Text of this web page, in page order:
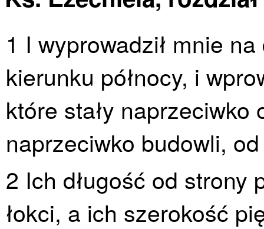
1 I wyprowadził mnie
kierunku północy, i
które stały
naprzeciwko budowli,
2 Ich długość od strony
łokci, a ich szerokość